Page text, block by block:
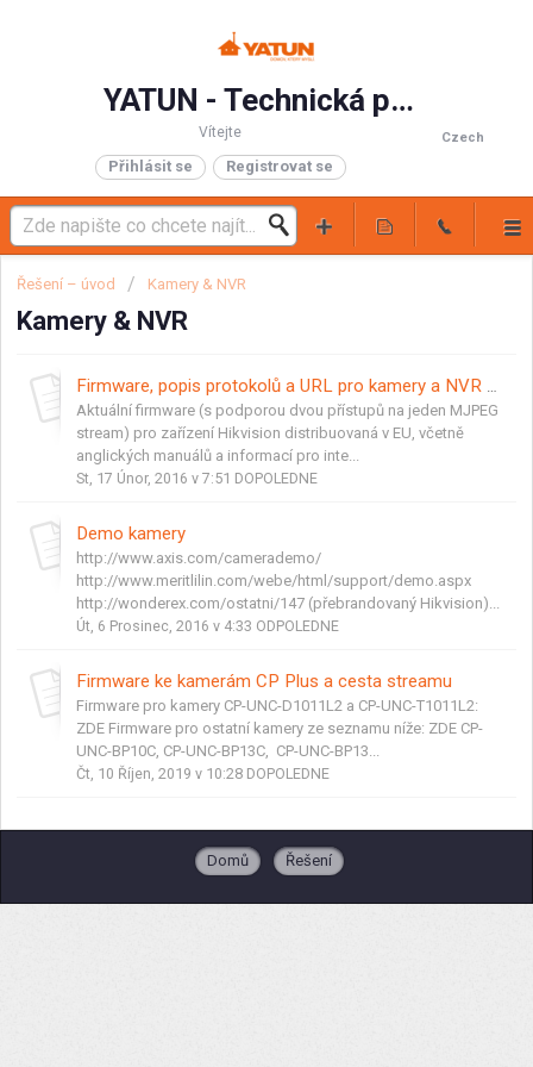
YATUN - Technická podpora
Czech
Vítejte
Přihlásit se Registrovat se
Řešení – úvod Kamery & NVR
Kamery & NVR
Aktuální firmware (s podporou dvou přístupů na jeden MJPEG
stream) pro zařízení Hikvision distribuovaná v EU, včetně
anglických manuálů a informací pro inte...
St, 17 Únor, 2016 v 7:51 DOPOLEDNE
Demo kamery
http://www.axis.com/camerademo/
http://www.meritlilin.com/webe/html/support/demo.aspx
http://wonderex.com/ostatni/147 (přebrandovaný Hikvision)...
Út, 6 Prosinec, 2016 v 4:33 ODPOLEDNE
Firmware ke kamerám CP Plus a cesta streamu
Firmware pro kamery CP-UNC-D1011L2 a CP-UNC-T1011L2:
ZDE Firmware pro ostatní kamery ze seznamu níže: ZDE CP-
UNC-BP10C, CP-UNC-BP13C, CP-UNC-BP13...
Čt, 10 Říjen, 2019 v 10:28 DOPOLEDNE
Domů Řešení